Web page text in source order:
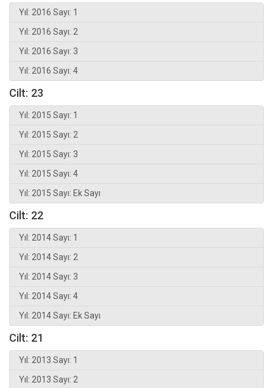
Yıl: 2016 Sayı: 1
Yıl: 2016 Sayı: 2
Yıl: 2016 Sayı: 3
Yıl: 2016 Sayı: 4
Cilt: 23
Yıl: 2015 Sayı: 1
Yıl: 2015 Sayı: 2
Yıl: 2015 Sayı: 3
Yıl: 2015 Sayı: 4
Yıl: 2015 Sayı: Ek Sayı
Cilt: 22
Yıl: 2014 Sayı: 1
Yıl: 2014 Sayı: 2
Yıl: 2014 Sayı: 3
Yıl: 2014 Sayı: 4
Yıl: 2014 Sayı: Ek Sayı
Cilt: 21
Yıl: 2013 Sayı: 1
Yıl: 2013 Sayı: 2